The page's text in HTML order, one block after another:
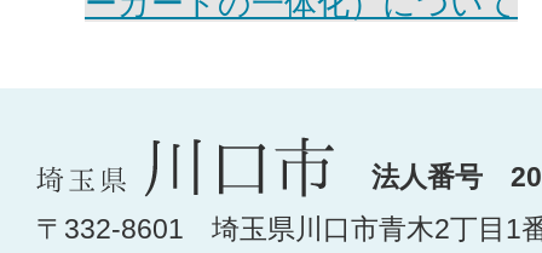
法人番号
〒332-8601 埼玉県川口市青木2丁目1